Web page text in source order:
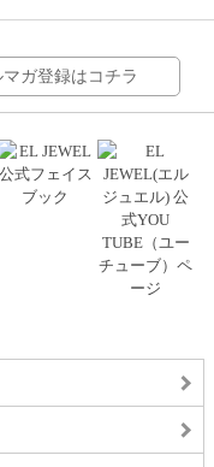
ガ登録はコチラ